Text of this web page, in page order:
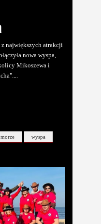
największych atrakcji
nowa wyspa,
Mikoszewa i
morze wyspa